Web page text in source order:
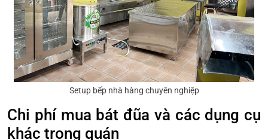
Setup bếp nhà hàng chuyên nghiệp
Chi phí mua bát đũa và các dụng cụ
khác trong quán